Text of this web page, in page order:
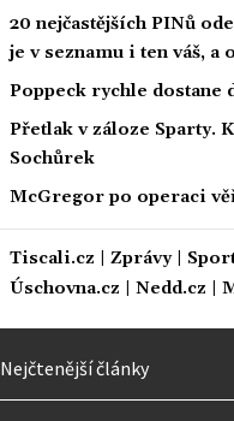
20 nejčastějších PINů
je v seznamu i ten váš, a
Poppeck rychle dostane
Přetlak v záloze Sparty.
Sochůrek
McGregor po operaci
Tiscali.cz Zprávy|
Úschovna.cz
Nedd.cz
Nejčtenější články